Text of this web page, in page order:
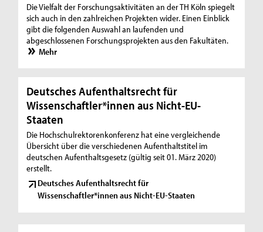
Die Vielfalt der Forschungsaktivitäten an der TH Köln spiegelt
sich auch in den zahlreichen Projekten wider. Einen Einblick
gibt die folgenden Auswahl an laufenden und
abgeschlossenen Forschungsprojekten aus den Fakultäten.
Mehr
Deutsches Aufenthaltsrecht für
Wissenschaftler*innen aus Nicht-EU-
Staaten
Die Hochschulrektorenkonferenz hat eine vergleichende
Übersicht über die verschiedenen Aufenthaltstitel im
deutschen Aufenthaltsgesetz (gültig seit 01. März 2020)
erstellt.
Deutsches Aufenthaltsrecht für
Wissenschaftler*innen aus Nicht-EU-Staaten